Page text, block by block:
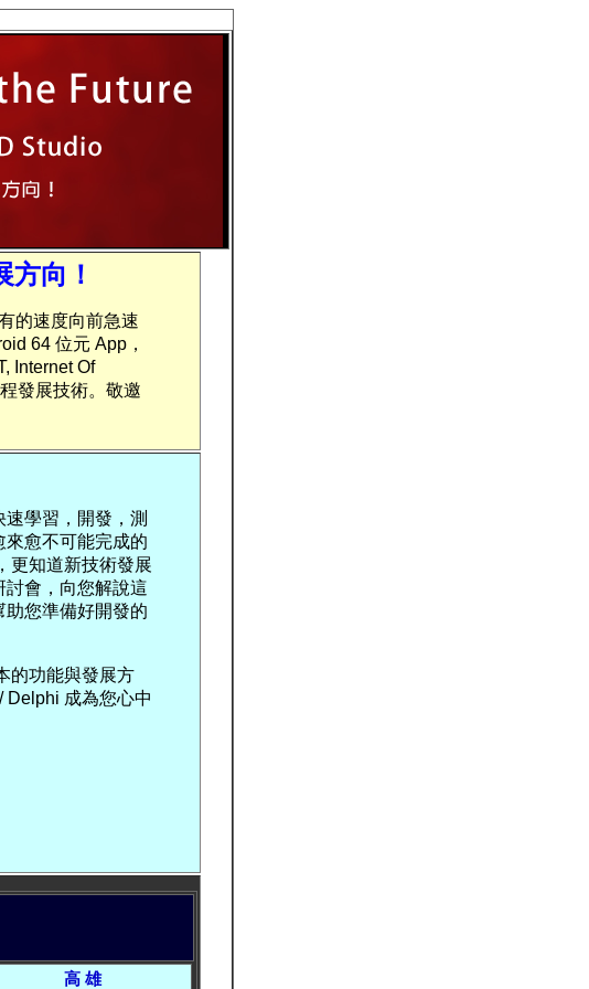
向！
的速度向前急速
64 位元 App，
Internet Of
發展技術。敬邀
學習，開發，測
愈不可能完成的
更知道新技術發展
會，向您解說這
您準備好開發的
的功能與發展方
Delphi 成為您心中
高 雄